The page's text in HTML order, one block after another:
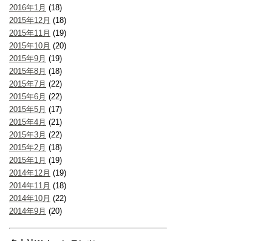
2016年1月 (18)
2015年12月 (18)
2015年11月 (19)
2015年10月 (20)
2015年9月 (19)
2015年8月 (18)
2015年7月 (22)
2015年6月 (22)
2015年5月 (17)
2015年4月 (21)
2015年3月 (22)
2015年2月 (18)
2015年1月 (19)
2014年12月 (19)
2014年11月 (18)
2014年10月 (22)
2014年9月 (20)